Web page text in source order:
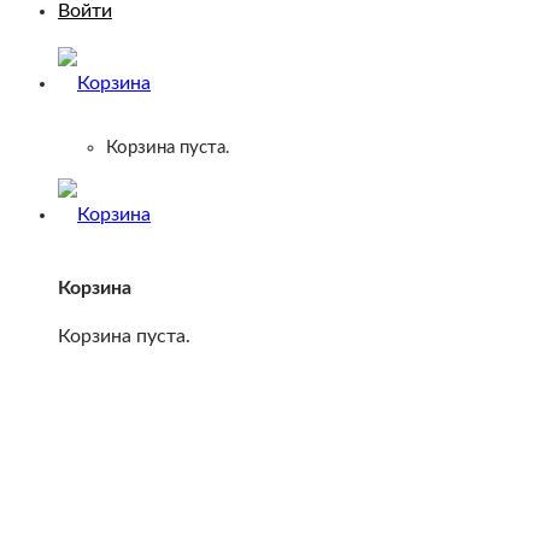
Войти
Корзина пуста.
Корзина
Корзина пуста.